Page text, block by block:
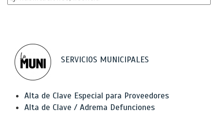
SERVICIOS MUNICIPALES
Alta de Clave Especial para Proveedores
Alta de Clave / Adrema Defunciones